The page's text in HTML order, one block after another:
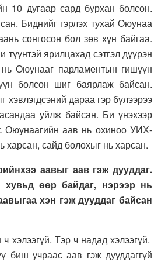
10 дугаар сард бурхан болсон.
Биднийг гэрлэх тухай Оюунаа
сонгосон бол зөв хүн байгаа.
түүнтэй ярилцахад сэтгэл дүүрэн
Оюунааг парламентын гишүүн
болсон шиг баярлаж байсан.
хэвлэгдсэний дараа гэр бүлээрээ
уйлж байсан. Би үнэхээр
Оюунаагийн аав нь охиноо УИХ-
харсан, сайд болохыг нь харсан.
аавыг аав гэж дууддаг.
хувьд өөр байдаг, нэрээр нь
хэн гэж дууддаг байсан
хэлээгүй. Тэр ч надад хэлээгүй.
биш учраас аав гэж дууддаггүй